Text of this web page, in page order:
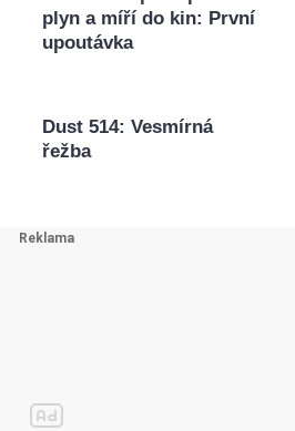
plyn a míří do kin: První
upoutávka
Dust 514: Vesmírná
řežba